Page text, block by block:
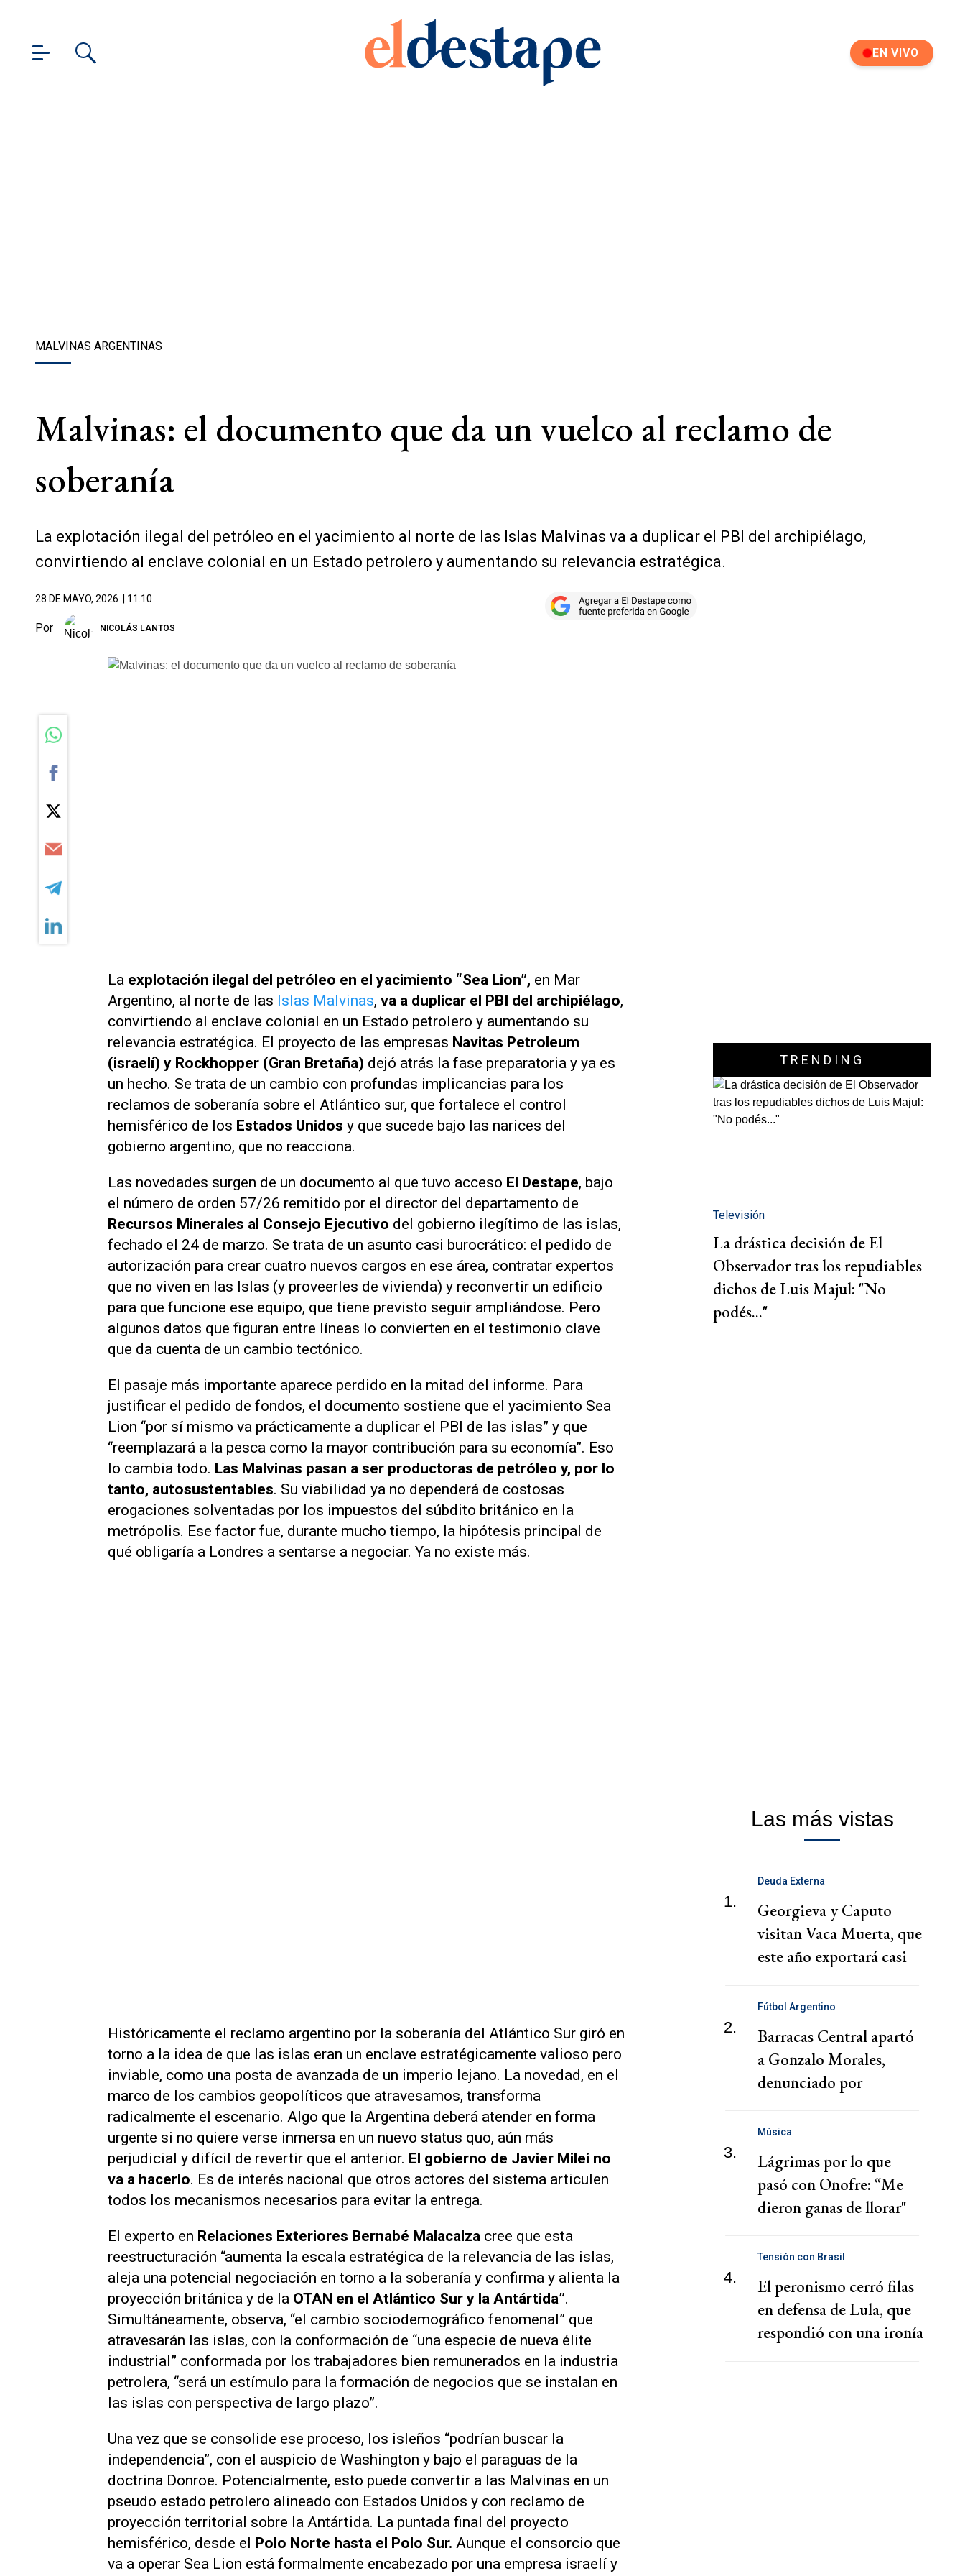
EN VIVO
MALVINAS ARGENTINAS
Malvinas: el documento que da un vuelco al reclamo de
soberanía
La explotación ilegal del petróleo en el yacimiento al norte de las Islas Malvinas va a duplicar el PBI del archipiélago,
convirtiendo al enclave colonial en un Estado petrolero y aumentando su relevancia estratégica.
28 DE MAYO, 2026 | 11.10
Por NICOLÁS LANTOS
La explotación ilegal del petróleo en el yacimiento “Sea Lion”, en Mar
Argentino, al norte de las Islas Malvinas, va a duplicar el PBI del archipiélago,
convirtiendo al enclave colonial en un Estado petrolero y aumentando su
relevancia estratégica. El proyecto de las empresas Navitas Petroleum
(israelí) y Rockhopper (Gran Bretaña) dejó atrás la fase preparatoria y ya es
un hecho. Se trata de un cambio con profundas implicancias para los
reclamos de soberanía sobre el Atlántico sur, que fortalece el control
hemisférico de los Estados Unidos y que sucede bajo las narices del
gobierno argentino, que no reacciona.
Las novedades surgen de un documento al que tuvo acceso El Destape, bajo
el número de orden 57/26 remitido por el director del departamento de
Recursos Minerales al Consejo Ejecutivo del gobierno ilegítimo de las islas,
fechado el 24 de marzo. Se trata de un asunto casi burocrático: el pedido de
autorización para crear cuatro nuevos cargos en ese área, contratar expertos
que no viven en las Islas (y proveerles de vivienda) y reconvertir un edificio
para que funcione ese equipo, que tiene previsto seguir ampliándose. Pero
algunos datos que figuran entre líneas lo convierten en el testimonio clave
que da cuenta de un cambio tectónico.
El pasaje más importante aparece perdido en la mitad del informe. Para
justificar el pedido de fondos, el documento sostiene que el yacimiento Sea
Lion “por sí mismo va prácticamente a duplicar el PBI de las islas” y que
“reemplazará a la pesca como la mayor contribución para su economía”. Eso
lo cambia todo. Las Malvinas pasan a ser productoras de petróleo y, por lo
tanto, autosustentables. Su viabilidad ya no dependerá de costosas
erogaciones solventadas por los impuestos del súbdito británico en la
metrópolis. Ese factor fue, durante mucho tiempo, la hipótesis principal de
qué obligaría a Londres a sentarse a negociar. Ya no existe más.
Históricamente el reclamo argentino por la soberanía del Atlántico Sur giró en
torno a la idea de que las islas eran un enclave estratégicamente valioso pero
inviable, como una posta de avanzada de un imperio lejano. La novedad, en el
marco de los cambios geopolíticos que atravesamos, transforma
radicalmente el escenario. Algo que la Argentina deberá atender en forma
urgente si no quiere verse inmersa en un nuevo status quo, aún más
perjudicial y difícil de revertir que el anterior. El gobierno de Javier Milei no
va a hacerlo. Es de interés nacional que otros actores del sistema articulen
todos los mecanismos necesarios para evitar la entrega.
El experto en Relaciones Exteriores Bernabé Malacalza cree que esta
reestructuración “aumenta la escala estratégica de la relevancia de las islas,
aleja una potencial negociación en torno a la soberanía y confirma y alienta la
proyección británica y de la OTAN en el Atlántico Sur y la Antártida”.
Simultáneamente, observa, “el cambio sociodemográfico fenomenal” que
atravesarán las islas, con la conformación de “una especie de nueva élite
industrial” conformada por los trabajadores bien remunerados en la industria
petrolera, “será un estímulo para la formación de negocios que se instalan en
las islas con perspectiva de largo plazo”.
Una vez que se consolide ese proceso, los isleños “podrían buscar la
independencia”, con el auspicio de Washington y bajo el paraguas de la
doctrina Donroe. Potencialmente, esto puede convertir a las Malvinas en un
pseudo estado petrolero alineado con Estados Unidos y con reclamo de
proyección territorial sobre la Antártida. La puntada final del proyecto
hemisférico, desde el Polo Norte hasta el Polo Sur. Aunque el consorcio que
va a operar Sea Lion está formalmente encabezado por una empresa israelí y
TRENDING
Televisión
La drástica decisión de El
Observador tras los repudiables
dichos de Luis Majul: "No
podés..."
Las más vistas
1.
Deuda Externa
Georgieva y Caputo
visitan Vaca Muerta, que
este año exportará casi
2.
Fútbol Argentino
Barracas Central apartó
a Gonzalo Morales,
denunciado por
3.
Música
Lágrimas por lo que
pasó con Onofre: “Me
dieron ganas de llorar"
4.
Tensión con Brasil
El peronismo cerró filas
en defensa de Lula, que
respondió con una ironía